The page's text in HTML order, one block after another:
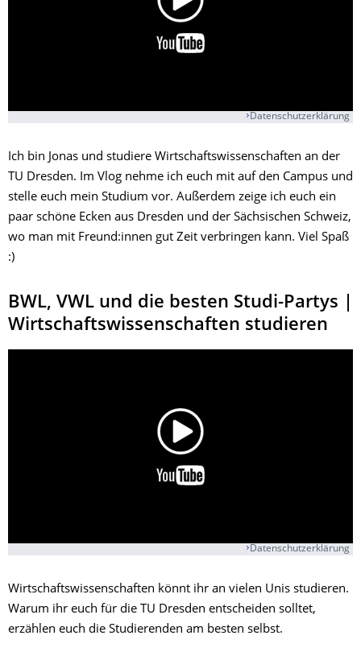
Datenschutzerklärung
Ich bin Jonas und studiere Wirtschaftswissenschaften an der
TU Dresden. Im Vlog nehme ich euch mit auf den Campus und
stelle euch mein Studium vor. Außerdem zeige ich euch ein
paar schöne Ecken aus Dresden und der Sächsischen Schweiz,
wo man mit Freund:innen gut Zeit verbringen kann. Viel Spaß
:)
BWL, VWL und die besten Studi-Partys |
Wirtschaftswissenschaften studieren
Datenschutzerklärung
Wirtschaftswissenschaften könnt ihr an vielen Unis studieren.
Warum ihr euch für die TU Dresden entscheiden solltet,
erzählen euch die Studierenden am besten selbst.